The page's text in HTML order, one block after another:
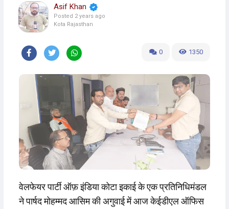
Asif Khan
Posted 2 years ago
Kota Rajasthan
0 1350
वेलफेयर पार्टी ऑफ़ इंडिया कोटा इकाई के एक प्रतिनिधिमंडल
ने पार्षद मोहम्मद आसिम की अगुवाई में आज केईडीएल ऑफिस